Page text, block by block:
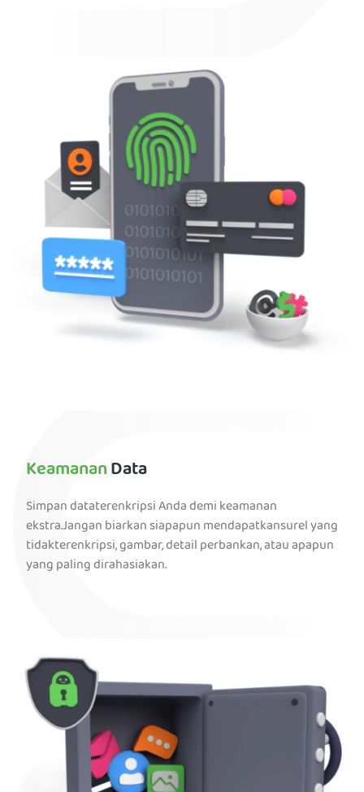
KeamananData
Simpan dataterenkripsi Anda demi keamanan
ekstra.Jangan biarkan siapapun mendapatkansurel yang
tidakterenkripsi, gambar, detail perbankan, atau apapun
yang paling dirahasiakan.